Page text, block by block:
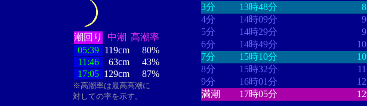
潮回り 中潮 高潮率
05:39 119cm
80%
11:46
63cm
43%
17:05 129cm 87%
※高潮率は最高高潮に
対しての率を示す。
3分
13時48分
4分
14時09分
5分
14時29分
6分
14時49分
7分
15時10分
8分
15時32分
9分
16時01分
満潮
17時05分